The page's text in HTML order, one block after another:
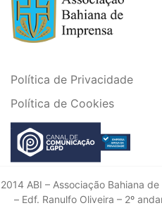
Política de Privacidade
Política de Cookies
2014 ABI – Associação Bahiana
– Edf. Ranulfo Oliveira – 2º